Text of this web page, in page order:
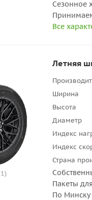
Сезонное
Все
Летняя
Ширина
Высота
Диаметр
Индекс
Индекс
Страна
Пакеты
По Минску